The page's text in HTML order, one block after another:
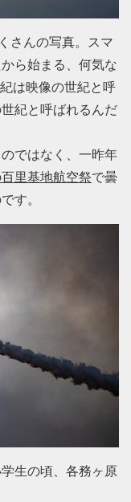
さんの写真。スマ
ら始まる、何気な
は映像の世紀と呼
紀と呼ばれるんだ
ではなく、一昨年
里基地航空祭で曇
す。
生の頃、各務ヶ原